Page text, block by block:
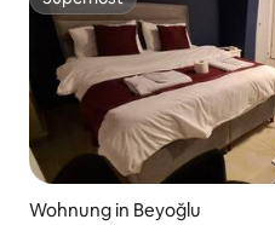
Superhost
Wohnung in Beyoğlu